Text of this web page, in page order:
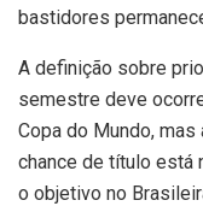
bastidores
A definição sobre
semestre deve
Copa do Mundo, mas
chance de título está
o objetivo no